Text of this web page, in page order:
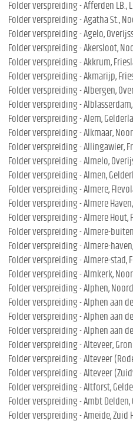
Folder verspreiding - Afferden LB.,
Folder verspreiding - Agatha St.,
Folder verspreiding - Agelo,
Folder verspreiding - Akersloot,
Folder verspreiding - Akkrum,
Folder verspreiding - Akmarijp,
Folder verspreiding - Albergen,
Folder verspreiding -
Folder verspreiding - Alem,
Folder verspreiding - Alkmaar,
Folder verspreiding - Allingawier,
Folder verspreiding - Almelo,
Folder verspreiding - Almen,
Folder verspreiding - Almere,
Folder verspreiding - Almere
Folder verspreiding - Almere Hout,
Folder verspreiding - Almere-
Folder verspreiding - Almere-
Folder verspreiding - Almere-stad,
Folder verspreiding - Almkerk,
Folder verspreiding - Alphen,
Folder verspreiding - Alphen aan de
Folder verspreiding - Alphen aan
Folder verspreiding - Alphen aan
Folder verspreiding - Alteveer,
Folder verspreiding - Alteveer
Folder verspreiding - Alteveer
Folder verspreiding - Altforst,
Folder verspreiding - Ambt Delden,
Folder verspreiding - Ameide, Zuid